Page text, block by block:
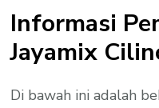
Informasi
Jayamix
Di bawah ini adalah